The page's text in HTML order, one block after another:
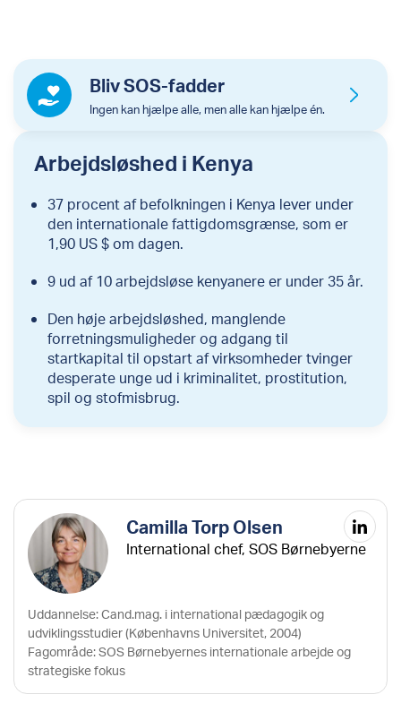
Ingen kan hjælpe alle, men alle kan hjælpe én.
Bliv SOS-fadder
Arbejdsløshed i Kenya
37 procent af befolkningen i Kenya lever under
den internationale fattigdomsgrænse, som er
1,90 US $ om dagen.
9 ud af 10 arbejdsløse kenyanere er under 35 år.
Den høje arbejdsløshed, manglende
forretningsmuligheder og adgang til
startkapital til opstart af virksomheder tvinger
desperate unge ud i kriminalitet, prostitution,
spil og stofmisbrug.
Camilla Torp Olsen
International chef, SOS Børnebyerne
Uddannelse: Cand.mag. i international pædagogik og
udviklingsstudier (Københavns Universitet, 2004)
Fagområde: SOS Børnebyernes internationale arbejde og
strategiske fokus